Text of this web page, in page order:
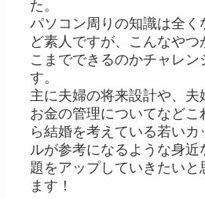
た。
パソコン周りの知識は全く
ど素人ですが、こんなやつ
こまでできるのかチャレン
す。
主に夫婦の将来設計や、夫
お金の管理についてなどこ
ら結婚を考えている若いカ
ルが参考になるような身近
題をアップしていきたいと
ます！